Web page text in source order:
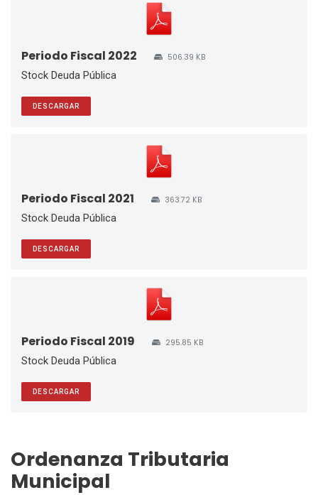
Periodo Fiscal 2022 506.39 KB
Stock Deuda Pública
DESCARGAR
Periodo Fiscal 2021 363.72 KB
Stock Deuda Pública
DESCARGAR
Periodo Fiscal 2019 295.85 KB
Stock Deuda Pública
DESCARGAR
Ordenanza Tributaria
Municipal